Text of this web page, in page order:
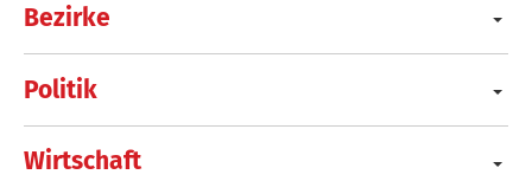
Bezirke
Politik
Wirtschaft